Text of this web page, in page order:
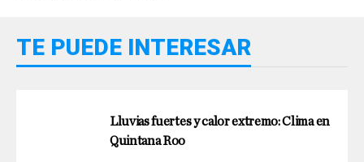
TE PUEDE INTERESAR
Lluvias fuertes y calor extremo: Clima en
Quintana Roo